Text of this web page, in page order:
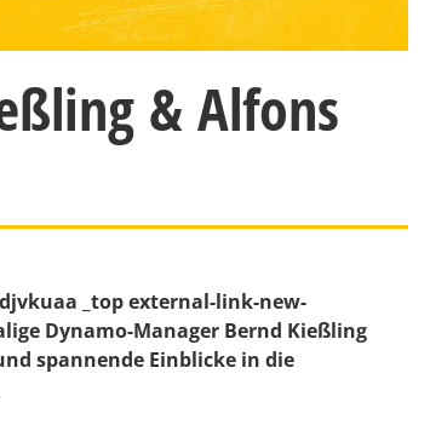
& Alfons
_top external-link-new-
Dynamo-Manager Bernd Kießling
spannende Einblicke in die